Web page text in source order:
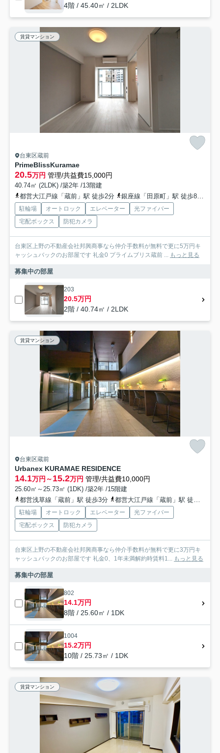
4階 / 45.40㎡ / 2LDK
賃貸マンション
台東区蔵前
PrimeBlissKuramae
20.5万円 管理/共益費15,000円
40.74㎡ (2LDK) /築2年 /13階建
都営大江戸線「蔵前」駅 徒歩2分
銀座線「田原町」駅 徒歩8分
駐輪場 オートロック エレベーター
光ファイバー
宅配ボックス
防犯カメラ
台東区上野の不動産会社邦興商事なら仲介手数料が無料で更に5万円キ
ャッシュバックのお部屋です 礼金0 プライムブリス蔵前 ... もっと見る
募集中の部屋
203
20.5万円
2階 / 40.74㎡ / 2LDK
賃貸マンション
台東区蔵前
Urbanex KURAMAE RESIDENCE
14.1万円～15.2万円 管理/共益費10,000円
25.60㎡～25.73㎡ (1DK) /築2年 /15階建
都営浅草線「蔵前」駅 徒歩3分
都営大江戸線「蔵前」駅 徒歩6分
駐輪場 オートロック エレベーター
光ファイバー
宅配ボックス
防犯カメラ
台東区上野の不動産会社邦興商事なら仲介手数料が無料で更に3万円キ
ャッシュバックのお部屋です 礼金0、1年未満解約時賃料1... もっと見る
募集中の部屋
802
14.1万円
8階 / 25.60㎡ / 1DK
1004
15.2万円
10階 / 25.73㎡ / 1DK
賃貸マンション